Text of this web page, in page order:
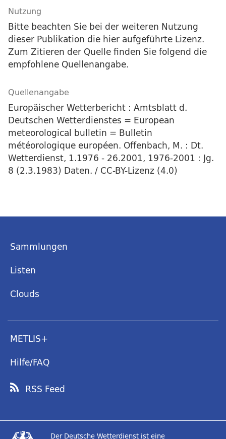
Nutzung
Bitte beachten Sie bei der weiteren Nutzung
dieser Publikation die hier aufgeführte Lizenz.
Zum Zitieren der Quelle finden Sie folgend die
empfohlene Quellenangabe.
Quellenangabe
Europäischer Wetterbericht : Amtsblatt d.
Deutschen Wetterdienstes = European
meteorological bulletin = Bulletin
météorologique européen. Offenbach, M. : Dt.
Wetterdienst, 1.1976 - 26.2001, 1976-2001 : Jg.
8 (2.3.1983) Daten. / CC-BY-Lizenz (4.0)
Sammlungen
Listen
Clouds
METLIS+
Hilfe/FAQ
RSS Feed
Der Deutsche Wetterdienst ist eine